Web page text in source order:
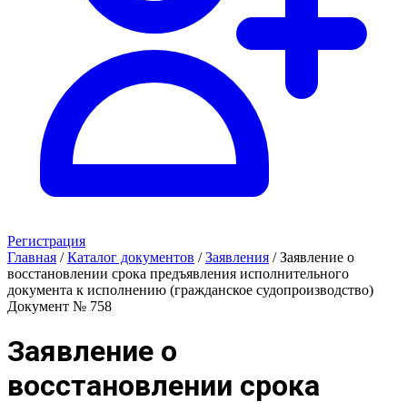
Регистрация
Главная / Каталог документов / Заявления / Заявление о
восстановлении срока предъявления исполнительного
документа к исполнению (гражданское судопроизводство)
Документ № 758
Заявление о
восстановлении срока